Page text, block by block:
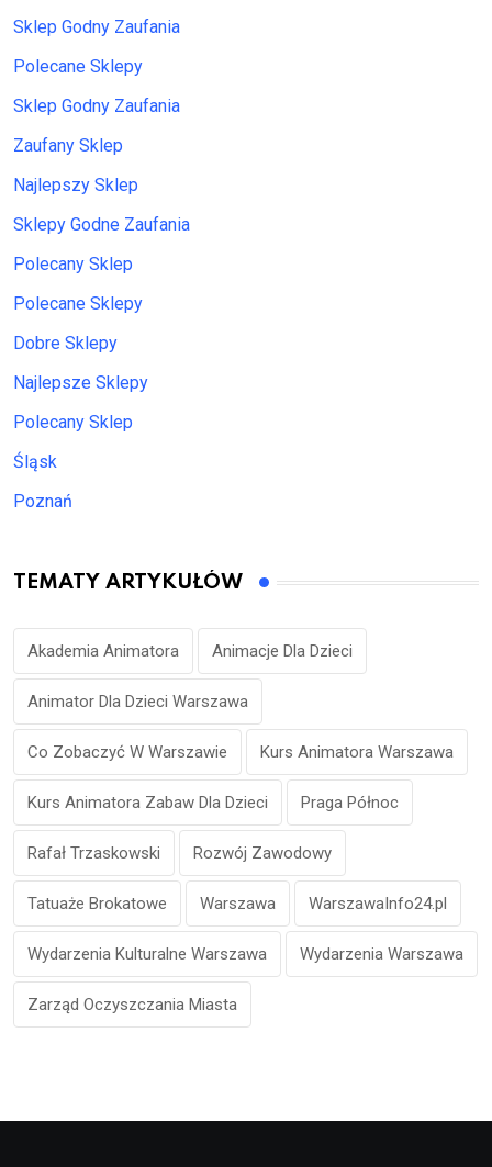
Sklep Godny Zaufania
Polecane Sklepy
Sklep Godny Zaufania
Zaufany Sklep
Najlepszy Sklep
Sklepy Godne Zaufania
Polecany Sklep
Polecane Sklepy
Dobre Sklepy
Najlepsze Sklepy
Polecany Sklep
Śląsk
Poznań
TEMATY ARTYKUŁÓW
Akademia Animatora Animacje Dla Dzieci
Animator Dla Dzieci Warszawa
Co Zobaczyć W Warszawie Kurs Animatora Warszawa
Kurs Animatora Zabaw Dla Dzieci Praga Północ
Rafał Trzaskowski Rozwój Zawodowy
Tatuaże Brokatowe Warszawa WarszawaInfo24.pl
Wydarzenia Kulturalne Warszawa Wydarzenia Warszawa
Zarząd Oczyszczania Miasta